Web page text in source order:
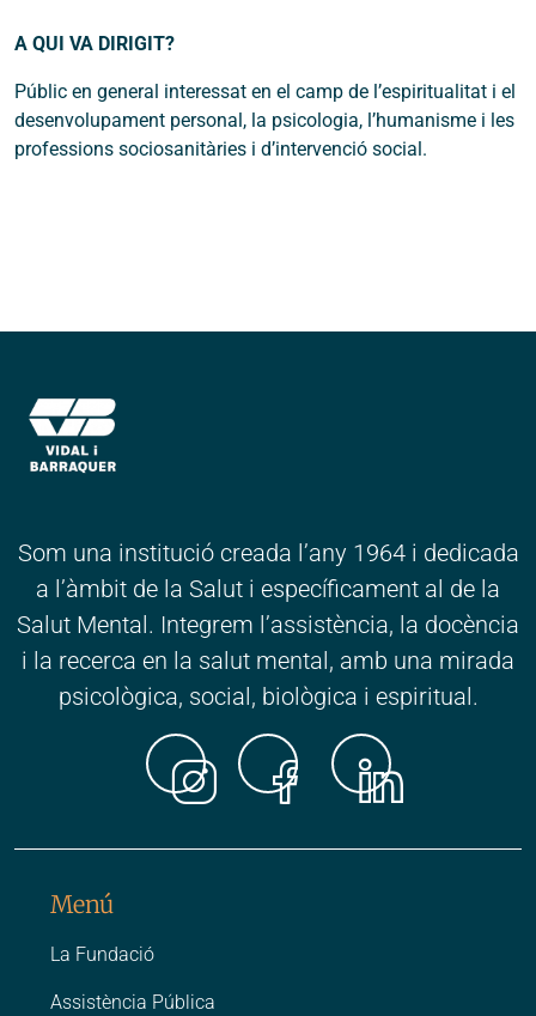
A QUI VA DIRIGIT?
Públic en general interessat en el camp de l’espiritualitat i el
desenvolupament personal, la psicologia, l’humanisme i les
professions sociosanitàries i d’intervenció social.
Som una institució creada l’any 1964 i dedicada
a l’àmbit de la Salut i específicament al de la
Salut Mental. Integrem l’assistència, la docència
i la recerca en la salut mental, amb una mirada
psicològica, social, biològica i espiritual.
Menú
La Fundació
Assistència Pública